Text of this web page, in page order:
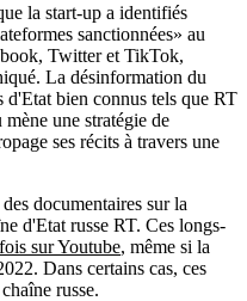
la start-up a identifiés
sanctionnées» au
Twitter et TikTok,
La désinformation du
d'Etat bien connus tels que RT
une stratégie de
ses récits à travers une
documentaires sur la
d'Etat russe RT. Ces longs-
sur Youtube, même si la
Dans certains cas, ces
russe.